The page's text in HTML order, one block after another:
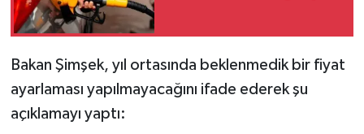
Bakan Şimşek, yıl ortasında beklenmedik bir fiyat
ayarlaması yapılmayacağını ifade ederek şu
açıklamayı yaptı: